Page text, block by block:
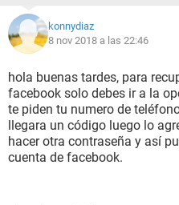
konnydiaz
8 nov 2018 a las 22:46
hola buenas tardes, para
facebook solo debes ir a la
te piden tu numero de
llegara un código luego lo
hacer otra contraseña y así
cuenta de facebook.